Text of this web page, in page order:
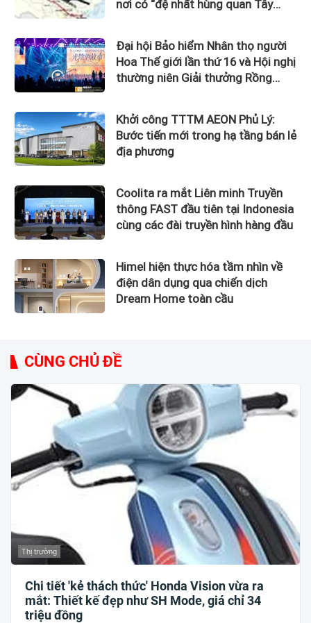
nơi có “đệ nhất hùng quan Tây
Đại hội Bảo hiểm Nhân thọ người
Hoa Thế giới lần thứ 16 và Hội nghị
thường niên Giải thưởng Rồng
trọng thể
Khởi công TTTM AEON Phủ Lý:
Bước tiến mới trong hạ tầng bán lẻ
địa phương
Coolita ra mắt Liên minh Truyền
thông FAST đầu tiên tại Indonesia
cùng các đài truyền hình hàng đầu
Himel hiện thực hóa tầm nhìn về
điện dân dụng qua chiến dịch
Dream Home toàn cầu
CÙNG CHỦ ĐỀ
Thị trường
Chi tiết 'kẻ thách thức' Honda Vision vừa ra
mắt: Thiết kế đẹp như SH Mode, giá chỉ 34
triệu đồng